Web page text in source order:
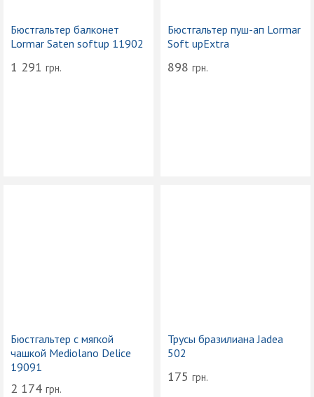
Бюстгальтер балконет
Lormar Saten softup 11902
1 291 грн.
Бюстгальтер пуш-ап Lormar
Soft upExtra
898 грн.
Бюстгальтер с мягкой
чашкой Mediolano Delice
19091
2 174 грн.
Трусы бразилиана Jadea
502
175 грн.